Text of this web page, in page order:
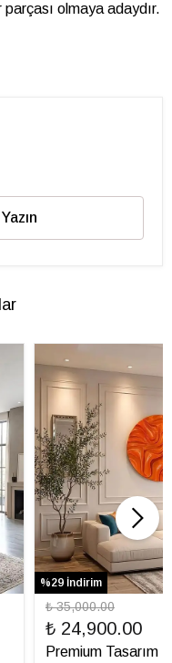
parçası olmaya adaydır.
%29 İndirim
₺ 35,000.00
₺ 24,900.00
Premium Tasarım